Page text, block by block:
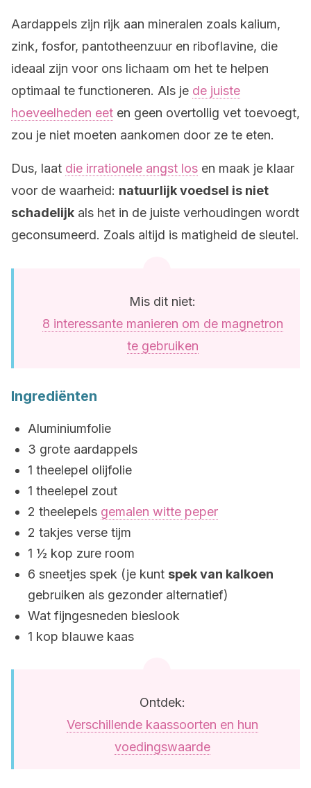
Aardappels zijn rijk aan mineralen zoals kalium,
zink, fosfor, pantotheenzuur en riboflavine, die
ideaal zijn voor ons lichaam om het te helpen
optimaal te functioneren. Als je de juiste
hoeveelheden eet en geen overtollig vet toevoegt,
zou je niet moeten aankomen door ze te eten.
Dus, laat die irrationele angst los en maak je klaar
voor de waarheid: natuurlijk voedsel is niet
schadelijk als het in de juiste verhoudingen wordt
geconsumeerd. Zoals altijd is matigheid de sleutel.
Mis dit niet:
8 interessante manieren om de magnetron
te gebruiken
Ingrediënten
Aluminiumfolie
3 grote aardappels
1 theelepel olijfolie
1 theelepel zout
2 theelepels gemalen witte peper
2 takjes verse tijm
1 ½ kop zure room
6 sneetjes spek (je kunt spek van kalkoen
gebruiken als gezonder alternatief)
Wat fijngesneden bieslook
1 kop blauwe kaas
Ontdek:
Verschillende kaassoorten en hun
voedingswaarde